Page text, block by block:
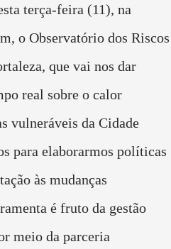
terça-feira (11), na
o Observatório dos Riscos
que vai nos dar
real sobre o calor
vulneráveis da Cidade
para elaborarmos políticas
às mudanças
é fruto da gestão
meio da parceria